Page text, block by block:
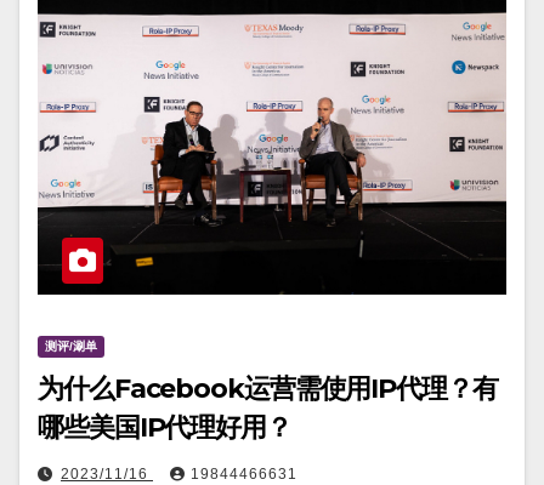
测评/涮单
为什么Facebook运营需使用IP代理？有
哪些美国IP代理好用？
2023/11/16 19844466631